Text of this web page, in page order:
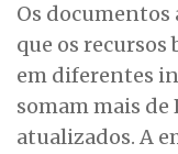
Os documentos
que os
em diferentes
somam mais de
atualizados. A